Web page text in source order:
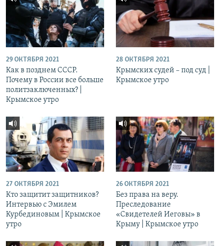
29 ОКТЯБРЯ 2021
Как в позднем СССР.
Почему в России все больше
политзаключенных? |
Крымское утро
28 ОКТЯБРЯ 2021
Крымских судей – под суд |
Крымское утро
27 ОКТЯБРЯ 2021
Кто защитит защитников?
Интервью с Эмилем
Курбединовым | Крымское
утро
26 ОКТЯБРЯ 2021
Без права на веру.
Преследование
«Свидетелей Иеговы» в
Крыму | Крымское утро